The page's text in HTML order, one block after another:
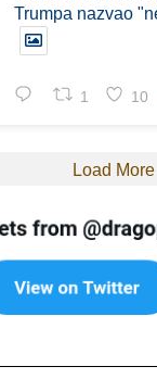
Trumpa nazvao
1 10
Load More